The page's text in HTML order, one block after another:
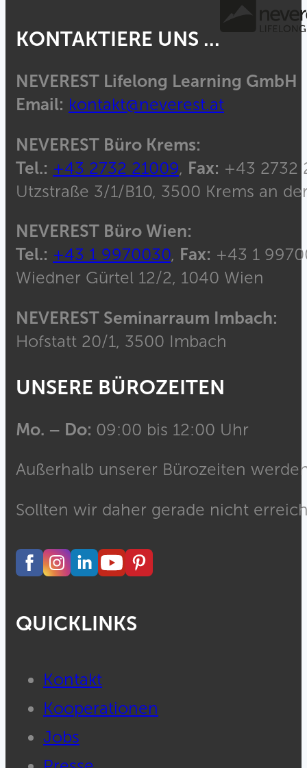
KONTAKTIERE UNS ...
NEVEREST Lifelong Learning GmbH
Email: kontakt@neverest.at
NEVEREST Büro Krems:
Tel.: +43 2732 21009, Fax: +43 2732
Utzstraße 3/1/B10, 3500 Krems an
NEVEREST Büro Wien:
Tel.: +43 1 9970030, Fax: +43 1
Wiedner Gürtel 12/2, 1040 Wien
NEVEREST Seminarraum Imbach:
Hofstatt 20/1, 3500 Imbach
UNSERE BÜROZEITEN
Mo. – Do: 09:00 bis 12:00 Uhr
Außerhalb unserer Bürozeiten
Sollten wir daher gerade nicht
QUICKLINKS
Kontakt
Kooperationen
Jobs